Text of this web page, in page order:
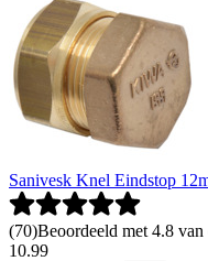
Sanivesk Knel Eindstop
(70)Beoordeeld met 4.8
10.99